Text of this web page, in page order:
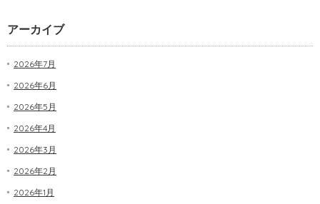
アーカイブ
2026年7月
2026年6月
2026年5月
2026年4月
2026年3月
2026年2月
2026年1月